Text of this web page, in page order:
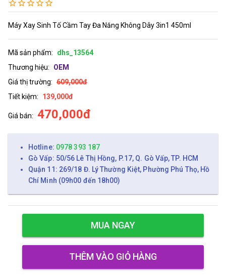
Máy Xay Sinh Tố Cầm Tay Đa Năng Không Dây 3in1 450ml
Mã sản phẩm:
dhs_13564
Thương hiệu:
OEM
Giá thị trường: 609,000đ
Tiết kiệm:
139,000đ
Giá bán: 470,000đ
Hotline: 0978 393 187
Gò Vấp: 50/56 Lê Thị Hồng, P.17, Q. Gò Vấp, TP. HCM
Quận 11: 269/18 Đ. Lý Thường Kiệt, Phường Phú Thọ, Hồ
Chí Minh (09h00 đến 18h00)
MUA NGAY
THÊM VÀO GIỎ HÀNG